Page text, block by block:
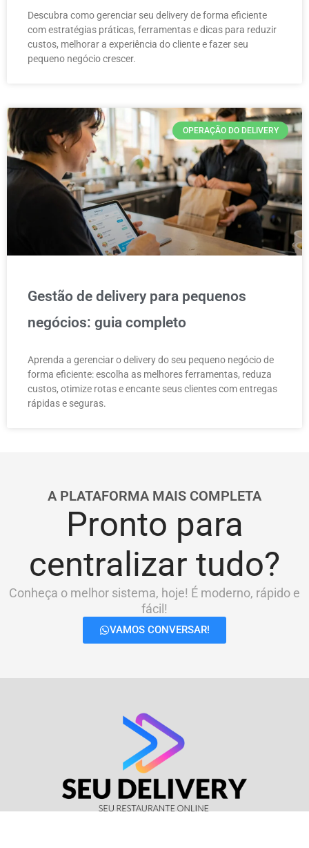
Descubra como gerenciar seu delivery de forma eficiente
com estratégias práticas, ferramentas e dicas para reduzir
custos, melhorar a experiência do cliente e fazer seu
pequeno negócio crescer.
OPERAÇÃO DO DELIVERY
Gestão de delivery para pequenos
negócios: guia completo
Aprenda a gerenciar o delivery do seu pequeno negócio de
forma eficiente: escolha as melhores ferramentas, reduza
custos, otimize rotas e encante seus clientes com entregas
rápidas e seguras.
A PLATAFORMA MAIS COMPLETA
Pronto para
centralizar tudo?
Conheça o melhor sistema, hoje! É moderno, rápido e
fácil!
VAMOS CONVERSAR!